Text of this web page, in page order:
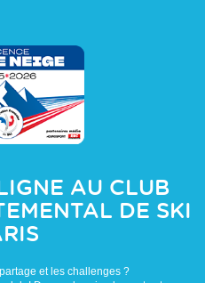
AU CLUB
DE SKI
et les challenges ?